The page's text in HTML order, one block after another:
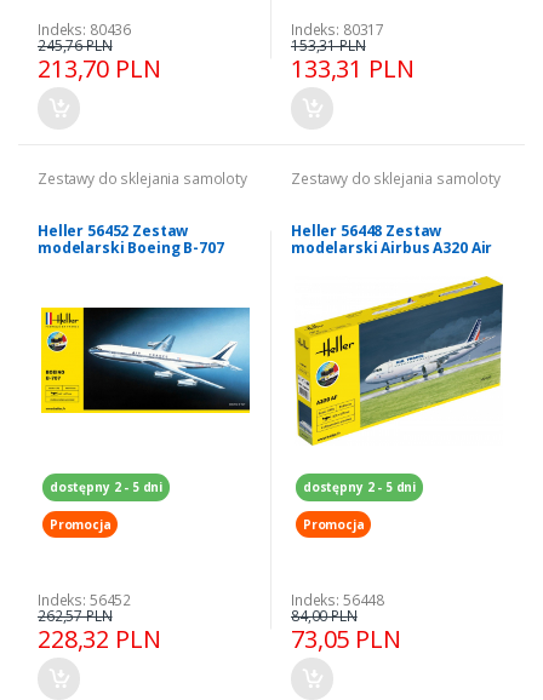
Indeks: 80436
213,70 PLN
245,76 PLN
Indeks: 80317
133,31 PLN
153,31 PLN
Zestawy do sklejania samoloty
Heller 56452 Zestaw
modelarski Boeing B-707
dostępny 2 - 5 dni
Promocja
Indeks: 56452
228,32 PLN
262,57 PLN
Zestawy do sklejania samoloty
Heller 56448 Zestaw
modelarski Airbus A320 Air
dostępny 2 - 5 dni
Promocja
Indeks: 56448
73,05 PLN
84,00 PLN